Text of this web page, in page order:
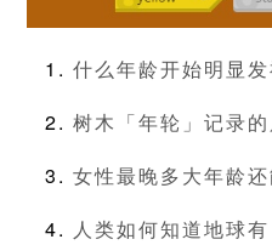
什么年龄开始明显发
树木「年轮」记录
女性最晚多大年龄还
人类如何知道地球